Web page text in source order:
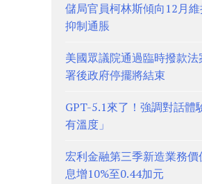
儲局官員柯林斯傾向12月
抑制通脹
美國眾議院通過臨時撥款
署後政府停擺將結束
GPT-5.1來了！強調對話體
有溫度」
宏利金融第三季新造業務
息增10%至0.44加元